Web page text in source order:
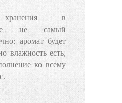
в
не самый
аромат будет
влажность есть,
ко всему